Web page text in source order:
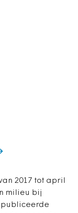
2017 tot april
milieu bij
publiceerde